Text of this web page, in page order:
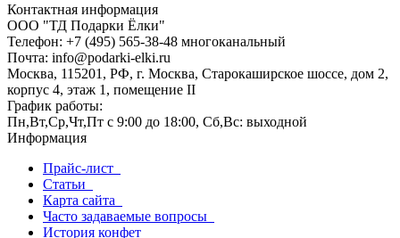
Контактная информация
ООО "ТД Подарки Ёлки"
Телефон: +7 (495) 565-38-48 многоканальный
Почта: info@podarki-elki.ru
Москва, 115201, РФ, г. Москва, Старокаширское шоссе, дом 2,
корпус 4, этаж 1, помещение II
График работы:
Пн,Вт,Ср,Чт,Пт с 9:00 до 18:00, Сб,Вс: выходной
Информация
Прайс-лист
Статьи
Карта сайта
Часто задаваемые вопросы
История конфет